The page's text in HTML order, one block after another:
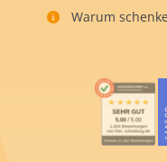
Warum